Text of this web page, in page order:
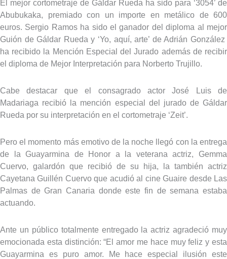
El mejor cortometraje de Gáldar Rueda ha sido para ‘3054’ de
Abubukaka, premiado con un importe en metálico de 600
euros. Sergio Ramos ha sido el ganador del diploma al mejor
Guión de Gáldar Rueda y ‘Yo, aquí, arte’ de Adrián González
ha recibido la Mención Especial del Jurado además de recibir
el diploma de Mejor Interpretación para Norberto Trujillo.
Cabe destacar que el consagrado actor José Luis de
Madariaga recibió la mención especial del jurado de Gáldar
Rueda por su interpretación en el cortometraje ‘Zeit’.
Pero el momento más emotivo de la noche llegó con la entrega
de la Guayarmina de Honor a la veterana actriz, Gemma
Cuervo, galardón que recibió de su hija, la también actriz
Cayetana Guillén Cuervo que acudió al cine Guaire desde Las
Palmas de Gran Canaria donde este fin de semana estaba
actuando.
Ante un público totalmente entregado la actriz agradeció muy
emocionada esta distinción: “El amor me hace muy feliz y esta
Guayarmina es puro amor. Me hace especial ilusión este